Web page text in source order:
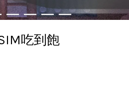
吃到飽